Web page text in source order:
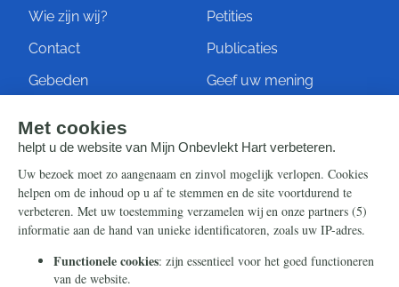
Wie zijn wij?
Contact
Gebeden
Petities
Publicaties
Geef uw mening
Steun ons
Nieuwsbrief
Eenmalig
Maandelijks
Info
Contact
Ontvang onze Telegram-
berichten